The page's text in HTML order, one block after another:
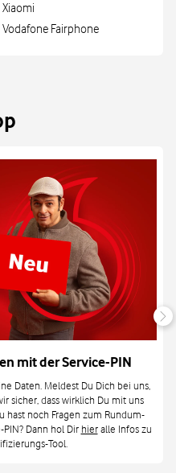
Xiaomi
Vodafone Fairphone
mit der Service-PIN
Daten. Meldest Du Dich bei uns,
sicher, dass wirklich Du mit uns
hast noch Fragen zum Rundum-
Dann hol Dir hieralle Infos zu
Tool.